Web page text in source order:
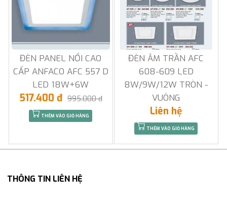
ĐÈN PANEL NỔI CAO
CẤP ANFACO AFC 557 D
LED 18W+6W
517.400 đ 995.000 đ
THÊM VÀO GIỎ HÀNG
ĐÈN ÂM TRẦN AFC
608-609 LED
8W/9W/12W TRÒN -
VUÔNG
Liên hệ
THÊM VÀO GIỎ HÀNG
THÔNG TIN LIÊN HỆ